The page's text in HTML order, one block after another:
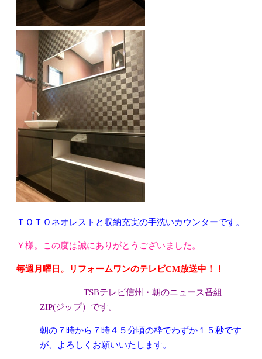
ＴＯＴＯネオレストと収納充実の手洗いカウンターです。
Ｙ様。この度は誠にありがとうございました。
毎週月曜日。リフォームワンのテレビCM放送中！！
TSBテレビ信州・朝のニュース番組
ZIP(ジップ）です。
朝の７時から７時４５分頃の枠でわずか１５秒です
が、よろしくお願いいたします。